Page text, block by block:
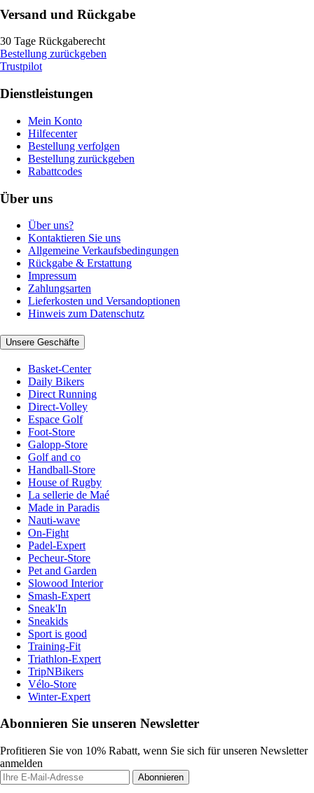
Versand und Rückgabe
30 Tage Rückgaberecht
Bestellung zurückgeben
Trustpilot
Dienstleistungen
Mein Konto
Hilfecenter
Bestellung verfolgen
Bestellung zurückgeben
Rabattcodes
Über uns
Über uns?
Kontaktieren Sie uns
Allgemeine Verkaufsbedingungen
Rückgabe & Erstattung
Impressum
Zahlungsarten
Lieferkosten und Versandoptionen
Hinweis zum Datenschutz
Unsere Geschäfte
Basket-Center
Daily Bikers
Direct Running
Direct-Volley
Espace Golf
Foot-Store
Galopp-Store
Golf and co
Handball-Store
House of Rugby
La sellerie de Maé
Made in Paradis
Nauti-wave
On-Fight
Padel-Expert
Pecheur-Store
Pet and Garden
Slowood Interior
Smash-Expert
Sneak'In
Sneakids
Sport is good
Training-Fit
Triathlon-Expert
TripNBikers
Vélo-Store
Winter-Expert
Abonnieren Sie unseren Newsletter
Profitieren Sie von 10% Rabatt, wenn Sie sich für unseren Newsletter
anmelden
Abonnieren